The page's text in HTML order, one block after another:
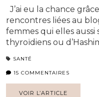
J’ai eu la chance
rencontres liées au
femmes qui elles
thyroïdiens ou
SANTÉ
15 COMMENTAIRES
VOIR L’ARTICLE